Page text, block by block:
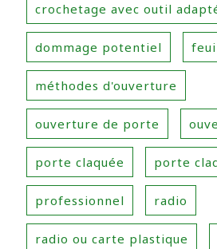
crochetage avec outil
dommage potentiel
méthodes d'ouverture
ouverture de porte
porte claquée porte
professionnel radio
radio ou carte plastique